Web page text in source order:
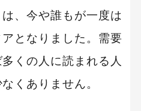
、今や誰もが一度は
となりました。需要
くの人に読まれる人
くありません。